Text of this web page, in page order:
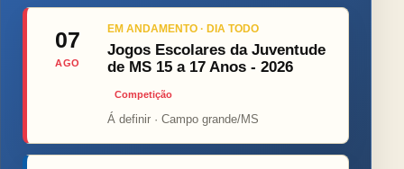
07
AGO
EM ANDAMENTO · DIA TODO
Jogos Escolares da Juventude
de MS 15 a 17 Anos - 2026
Competição
Á definir · Campo grande/MS